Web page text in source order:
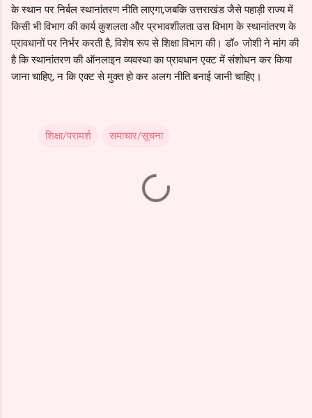
के स्थान पर निर्बल स्थानांतरण नीति लाएगा,जबकि उत्तराखंड जैसे पहाड़ी राज्य में
किसी भी विभाग की कार्य कुशलता और प्रभावशीलता उस विभाग के स्थानांतरण के
प्रावधानों पर निर्भर करती है, विशेष रूप से शिक्षा विभाग की। डॉ० जोशी ने मांग की
है कि स्थानांतरण की ऑनलाइन व्यवस्था का प्रावधान एक्ट में संशोधन कर किया
जाना चाहिए, न कि एक्ट से मुक्त हो कर अलग नीति बनाई जानी चाहिए।
शिक्षा/परामर्श समाचार/सूचना